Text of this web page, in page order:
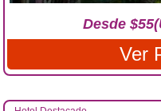
Desde
Ver